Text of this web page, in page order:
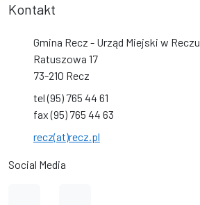
Kontakt
Gmina Recz - Urząd Miejski w Reczu
Ratuszowa 17
73-210 Recz
tel (95) 765 44 61
fax (95) 765 44 63
recz(at)recz.pl
Social Media